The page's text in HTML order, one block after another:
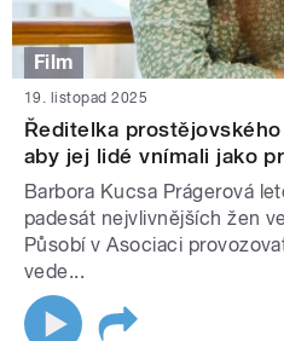
Film
19. listopad 2025
Ředitelka
aby jej lidé vnímali jako
Barbora Kucsa Prágerová
padesát nejvlivnějších žen
Působí v Asociaci
vede...